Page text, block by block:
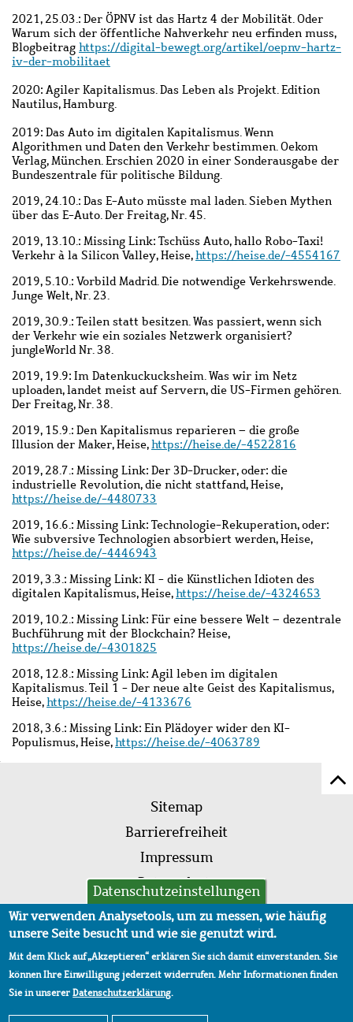
2021, 25.03.: Der ÖPNV ist das Hartz 4 der Mobilität. Oder
Warum sich der öffentliche Nahverkehr neu erfinden muss,
Blogbeitrag https://digital-bewegt.org/artikel/oepnv-hartz-
iv-der-mobilitaet
2020: Agiler Kapitalismus. Das Leben als Projekt. Edition
Nautilus, Hamburg.
2019: Das Auto im digitalen Kapitalismus. Wenn
Algorithmen und Daten den Verkehr bestimmen. Oekom
Verlag, München. Erschien 2020 in einer Sonderausgabe der
Bundeszentrale für politische Bildung.
2019, 24.10.: Das E-Auto müsste mal laden. Sieben Mythen
über das E-Auto. Der Freitag, Nr. 45.
2019, 13.10.: Missing Link: Tschüss Auto, hallo Robo-Taxi!
Verkehr à la Silicon Valley, Heise,https://heise.de/-4554167
2019, 5.10.: Vorbild Madrid. Die notwendige Verkehrswende.
Junge Welt, Nr. 23.
2019, 30.9.: Teilen statt besitzen. Was passiert, wenn sich
der Verkehr wie ein soziales Netzwerk organisiert?
jungleWorld Nr. 38.
2019, 19.9: Im Datenkuckucksheim. Was wir im Netz
uploaden, landet meist auf Servern, die US-Firmen gehören.
Der Freitag, Nr. 38.
2019, 15.9.: Den Kapitalismus reparieren – die große
Illusion der Maker, Heise,https://heise.de/-4522816
2019, 28.7.: Missing Link: Der 3D-Drucker, oder: die
industrielle Revolution, die nicht stattfand, Heise,
https://heise.de/-4480733
2019, 16.6.: Missing Link: Technologie-Rekuperation, oder:
Wie subversive Technologien absorbiert werden, Heise,
https://heise.de/-4446943
2019, 3.3.: Missing Link: KI - die Künstlichen Idioten des
digitalen Kapitalismus, Heise,https://heise.de/-4324653
2019, 10.2.: Missing Link: Für eine bessere Welt – dezentrale
Buchführung mit der Blockchain? Heise,
https://heise.de/-4301825
2018, 12.8.: Missing Link: Agil leben im digitalen
Kapitalismus. Teil 1 - Der neue alte Geist des Kapitalismus,
Heise,https://heise.de/-4133676
2018, 3.6.: Missing Link: Ein Plädoyer wider den KI-
Populismus, Heise,https://heise.de/-4063789
Fußleistenmenü
Sitemap
Barrierefreiheit
Impressum
Datenschutz
AVB
Datenschutzeinstellungen
Wir verwenden Analysetools, um zu messen, wie häufig
unsere Seite besucht und wie sie genutzt wird.
Mit dem Klick auf „Akzeptieren“ erklären Sie sich damit einverstanden. Sie
können Ihre Einwilligung jederzeit widerrufen. Mehr Informationen finden
Sie in unsererDatenschutzerklärung.